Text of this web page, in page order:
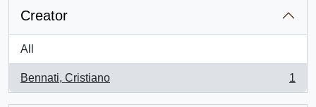
Creator
All
Bennati, Cristiano
, 1 results
1